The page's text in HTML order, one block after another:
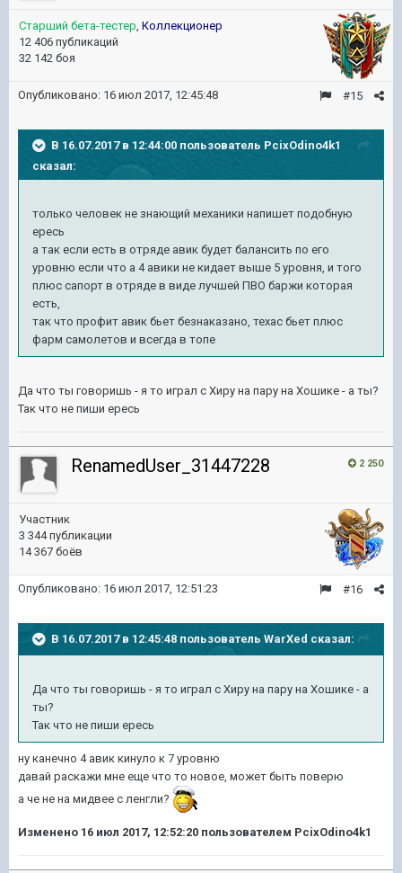
Старший бета-тестер, Коллекционер
12 406 публикаций
32 142 боя
#15
Опубликовано: 16 июл 2017, 12:45:48
В 16.07.2017 в 12:44:00 пользователь PcixOdino4k1
сказал:
только человек не знающий механики напишет подобную
ересь
а так если есть в отряде авик будет балансить по его
уровню если что а 4 авики не кидает выше 5 уровня, и того
плюс сапорт в отряде в виде лучшей ПВО баржи которая
есть,
так что профит авик бьет безнаказано, техас бьет плюс
фарм самолетов и всегда в топе
Да что ты говоришь - я то играл с Хиру на пару на Хошике - а ты?
Так что не пиши ересь
2 250
RenamedUser_31447228
Участник
3 344 публикации
14 367 боёв
#16
Опубликовано: 16 июл 2017, 12:51:23
В 16.07.2017 в 12:45:48 пользователь WarXed сказал:
Да что ты говоришь - я то играл с Хиру на пару на Хошике - а
ты?
Так что не пиши ересь
ну канечно 4 авик кинуло к 7 уровню
давай раскажи мне еще что то новое, может быть поверю
а че не на мидвее с ленгли?
Изменено 16 июл 2017, 12:52:20 пользователем PcixOdino4k1